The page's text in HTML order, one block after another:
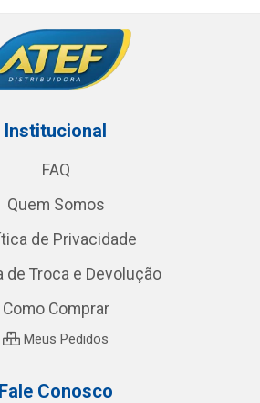
Institucional
FAQ
Quem Somos
de Privacidade
de Troca e Devolução
Como Comprar
Meus Pedidos
Fale Conosco